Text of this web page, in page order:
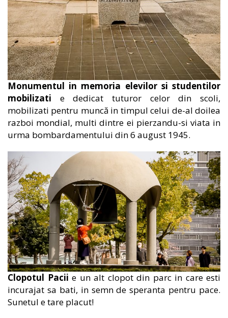
Monumentul in memoria elevilor si studentilor
mobilizati e dedicat tuturor celor din scoli,
mobilizati pentru muncă in timpul celui de-al doilea
razboi mondial, multi dintre ei pierzandu-si viata in
urma bombardamentului din 6 august 1945.
Clopotul Pacii e un alt clopot din parc in care esti
incurajat sa bati, in semn de speranta pentru pace.
Sunetul e tare placut!